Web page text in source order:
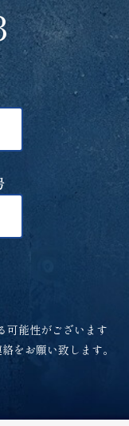
可能性がございます
をお願い致します。